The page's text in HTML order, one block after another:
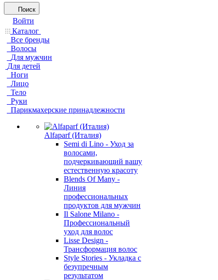
Поиск
Войти
Каталог
Все бренды
Волосы
Для мужчин
Для детей
Ноги
Лицо
Тело
Руки
Парикмахерские принадлежности
Alfaparf (Италия)
Semi di Lino - Уход за
волосами,
подчеркивающий вашу
естественную красоту
Blends Of Many -
Линия
профессиональных
продуктов для мужчин
Il Salone Milano -
Профессиональный
уход для волос
Lisse Design -
Трансформация волос
Style Stories - Укладка с
безупречным
результатом